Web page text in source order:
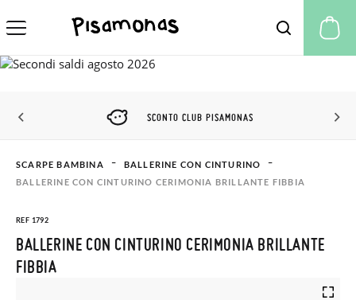
SCONTO CLUB PISAMONAS
SCARPE BAMBINA
BALLERINE CON CINTURINO
BALLERINE CON CINTURINO CERIMONIA BRILLANTE FIBBIA
REF 1792
BALLERINE CON CINTURINO CERIMONIA BRILLANTE
FIBBIA